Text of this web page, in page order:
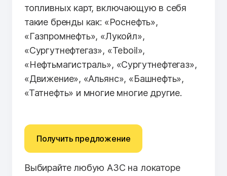
топливных карт, включающую в себя
такие бренды как: «Роснефть»,
«Газпромнефть», «Лукойл»,
«Сургутнефтегаз», «Teboil»,
«Нефтьмагистраль», «Сургутнефтегаз»,
«Движение», «Альянс», «Башнефть»,
«Татнефть» и многие многие другие.
Получить предложение
Выбирайте любую АЗС на локаторе